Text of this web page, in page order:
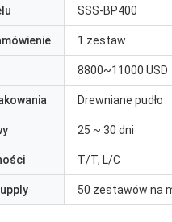
SSS-BP400
1 zestaw
8800~11000 USD
Drewniane pudło
25 ~ 30 dni
T/T, L/C
50 zestawów na